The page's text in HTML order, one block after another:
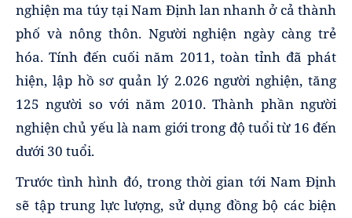
nghiện ma túy tại Nam Định lan nhanh ở cả thành
phố và nông thôn. Người nghiện ngày càng trẻ
hóa. Tính đến cuối năm 2011, toàn tỉnh đã phát
hiện, lập hồ sơ quản lý 2.026 người nghiện, tăng
125 người so với năm 2010. Thành phần người
nghiện chủ yếu là nam giới trong độ tuổi từ 16 đến
dưới 30 tuổi.
Trước tình hình đó, trong thời gian tới Nam Định
sẽ tập trung lực lượng, sử dụng đồng bộ các biện